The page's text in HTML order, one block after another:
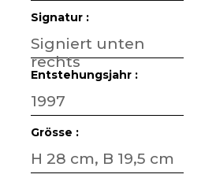
Signatur :
Signiert unten
rechts
Entstehungsjahr :
1997
Grösse :
H 28 cm, B 19,5 cm